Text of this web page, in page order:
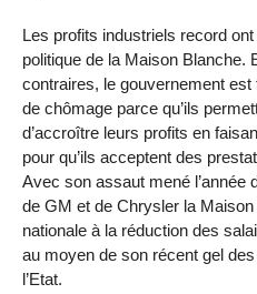
Les profits industriels record
politique de la Maison Blanche.
contraires, le gouvernement
de chômage parce qu’ils
d’accroître leurs profits en
pour qu’ils acceptent des
Avec son assaut mené l’année
de GM et de Chrysler la
nationale à la réduction des
au moyen de son récent gel
l’Etat.